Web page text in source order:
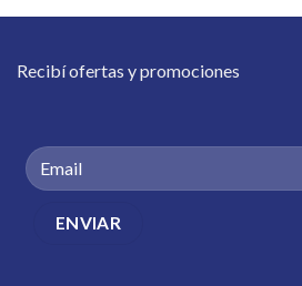
Recibí ofertas y promociones